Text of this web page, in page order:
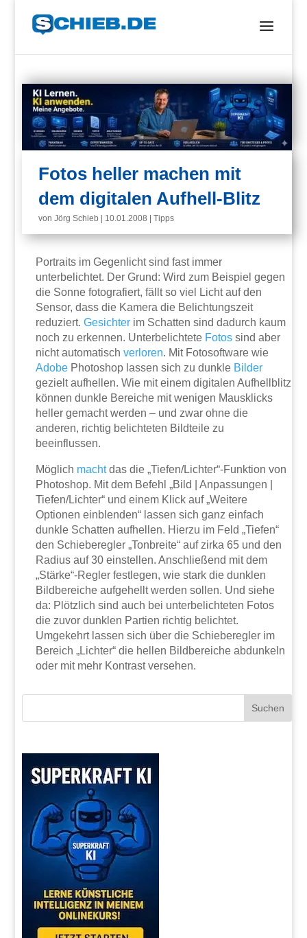
Fotos heller machen mit
dem digitalen Aufhell-Blitz
vonJörg Schieb 10.01.2008 |Tipps
Portraits im Gegenlicht sind fast immer
unterbelichtet. Der Grund: Wird zum Beispiel gegen
die Sonne fotografiert, fällt so viel Licht auf den
Sensor, dass die Kamera die Belichtungszeit
reduziert.Gesichter im Schatten sind dadurch kaum
noch zu erkennen. Unterbelichtete Fotos sind aber
nicht automatischverloren. Mit Fotosoftware wie
Adobe Photoshop lassen sich zu dunkle Bilder
gezielt aufhellen. Wie mit einem digitalen Aufhellblitz
können dunkle Bereiche mit wenigen Mausklicks
heller gemacht werden – und zwar ohne die
anderen, richtig belichteten Bildteile zu
beeinflussen.
Möglich machtdas die „Tiefen/Lichter“-Funktion von
Photoshop. Mit dem Befehl „Bild | Anpassungen |
Tiefen/Lichter“ und einem Klick auf „Weitere
Optionen einblenden“ lassen sich ganz einfach
dunkle Schatten aufhellen. Hierzu im Feld „Tiefen“
den Schieberegler „Tonbreite“ auf zirka 65 und den
Radius auf 30 einstellen. Anschließend mit dem
„Stärke“-Regler festlegen, wie stark die dunklen
Bildbereiche aufgehellt werden sollen. Und siehe
da: Plötzlich sind auch bei unterbelichteten Fotos
die zuvor dunklen Partien richtig belichtet.
Umgekehrt lassen sich über die Schieberegler im
Bereich „Lichter“ die hellen Bildbereiche abdunkeln
oder mit mehr Kontrast versehen.